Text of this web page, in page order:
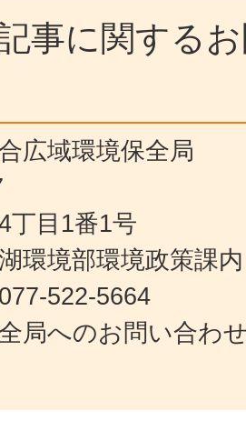
事に関する
広域環境保全局
丁目1番1号
環境部環境政策課内
522-5664
局へのお問い合わ